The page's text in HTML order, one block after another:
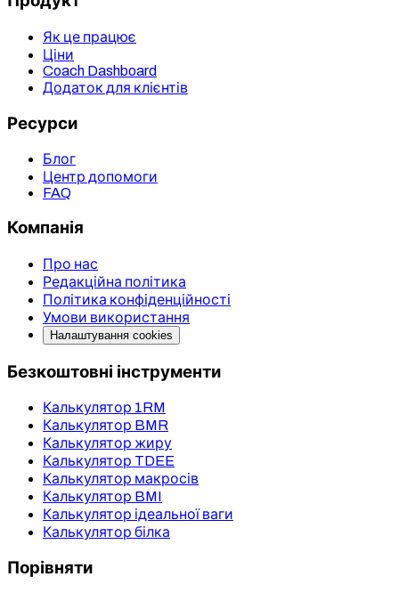
Як це працює
Ціни
Coach Dashboard
Додаток для клієнтів
Ресурси
Блог
Центр допомоги
FAQ
Компанія
Про нас
Редакційна політика
Політика конфіденційності
Умови використання
Налаштування cookies
Безкоштовні інструменти
Калькулятор 1RM
Калькулятор BMR
Калькулятор жиру
Калькулятор TDEE
Калькулятор макросів
Калькулятор BMI
Калькулятор ідеальної ваги
Калькулятор білка
Порівняти